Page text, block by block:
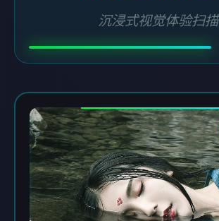
沉浸式视觉体验扫描